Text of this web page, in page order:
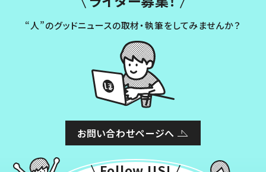
“人”のグッドニュースの取材・執筆をしてみませんか？
お問い合わせページへ